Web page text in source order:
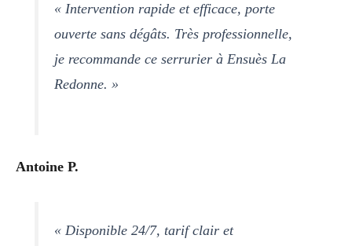
« Intervention rapide et efficace, porte
ouverte sans dégâts. Très professionnelle,
je recommande ce serrurier à Ensuès La
Redonne. »
Antoine P.
« Disponible 24/7, tarif clair et